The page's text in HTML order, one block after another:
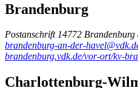
Brandenburg
Postanschrift 14772
brandenburg-an-der-
brandenburg.vdk.de/vor-ort/kv-
Charlottenburg-